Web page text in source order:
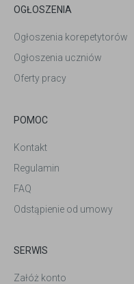
OGŁOSZENIA
Ogłoszenia korepetytorów
Ogłoszenia uczniów
Oferty pracy
POMOC
Kontakt
Regulamin
FAQ
Odstąpienie od umowy
SERWIS
Załóż konto